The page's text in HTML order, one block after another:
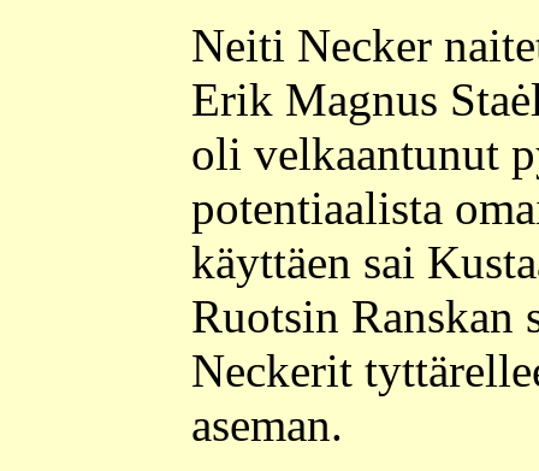
Neiti Necker
Erik Magnus
oli velkaantunut
potentiaalista
käyttäen sai
Ruotsin Ranskan
Neckerit
aseman.